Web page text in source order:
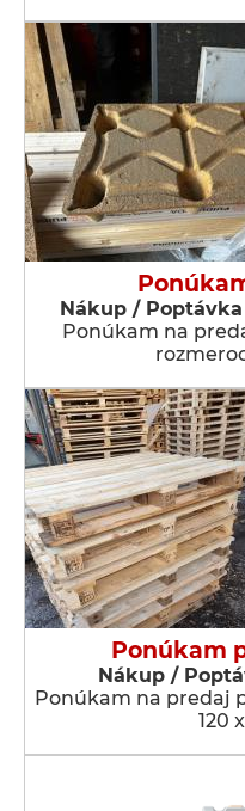
Nákup /
Ponúkam na
Ponúkam
Nákup /
Ponúkam na predaj
120